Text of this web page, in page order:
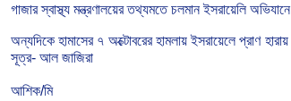
গাজার স্বাস্থ্য মন্ত্রণালয়ের তথ্যমতে চলমান ইসরায়েলি অভিযানে
অন্যদিকে হামাসের ৭ অক্টোবরের হামলায় ইসরায়েলে প্রাণ হারায়
সূত্র- আল জাজিরা
আশিক/মি